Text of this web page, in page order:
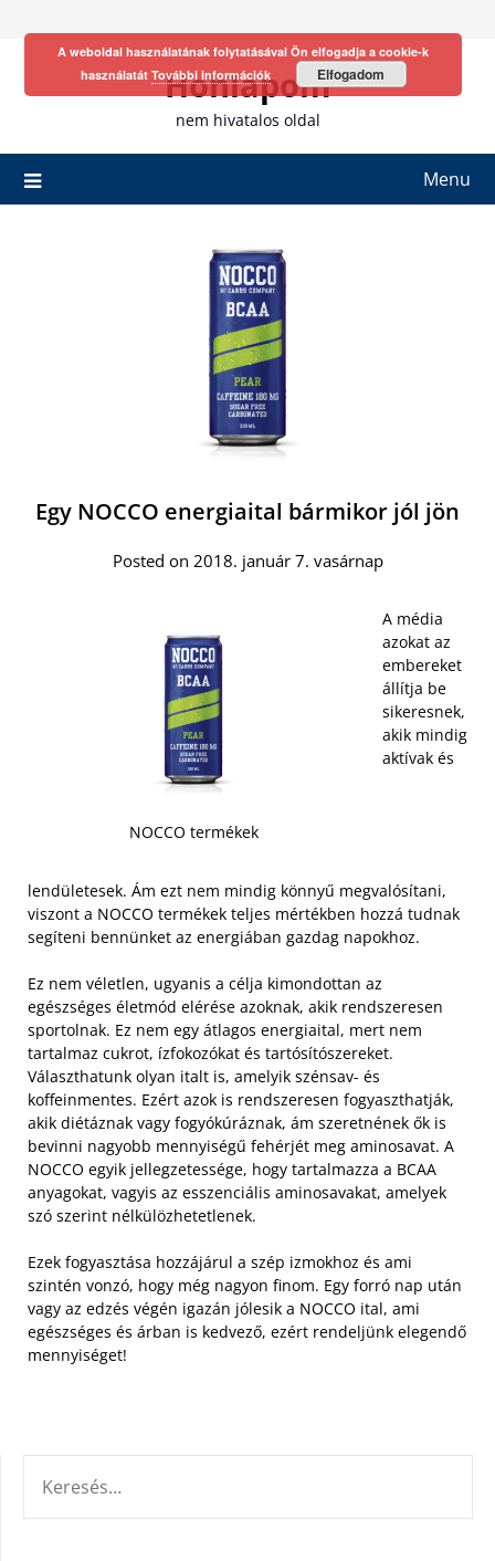
Honlapom
nem hivatalos oldal
Menu
Egy NOCCO energiaital bármikor jól jön
Posted on 2018. január 7. vasárnap
NOCCO termékek
A média
azokat az
embereket
állítja be
sikeresnek,
akik mindig
aktívak és
lendületesek. Ám ezt nem mindig könnyű megvalósítani,
viszont a NOCCO termékek teljes mértékben hozzá tudnak
segíteni bennünket az energiában gazdag napokhoz.
Ez nem véletlen, ugyanis a célja kimondottan az
egészséges életmód elérése azoknak, akik rendszeresen
sportolnak. Ez nem egy átlagos energiaital, mert nem
tartalmaz cukrot, ízfokozókat és tartósítószereket.
Választhatunk olyan italt is, amelyik szénsav- és
koffeinmentes. Ezért azok is rendszeresen fogyaszthatják,
akik diétáznak vagy fogyókúráznak, ám szeretnének ők is
bevinni nagyobb mennyiségű fehérjét meg aminosavat. A
NOCCO egyik jellegzetessége, hogy tartalmazza a BCAA
anyagokat, vagyis az esszenciális aminosavakat, amelyek
szó szerint nélkülözhetetlenek.
Ezek fogyasztása hozzájárul a szép izmokhoz és ami
szintén vonzó, hogy még nagyon finom. Egy forró nap után
vagy az edzés végén igazán jólesik a NOCCO ital, ami
egészséges és árban is kedvező, ezért rendeljünk elegendő
mennyiséget!
A weboldal használatának folytatásával Ön elfogadja a cookie-k
használatát További információk Elfogadom